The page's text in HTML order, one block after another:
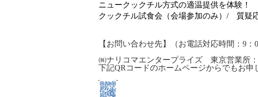
ニュークックチル方式の適温提供を体験！
クックチル試食会（会場参加のみ）/ 質疑
【お問い合わせ先】（お電話対応時間：9：
㈱ナリコマエンタープライズ 東京営業所：
下記QRコードのホームページからでもお申